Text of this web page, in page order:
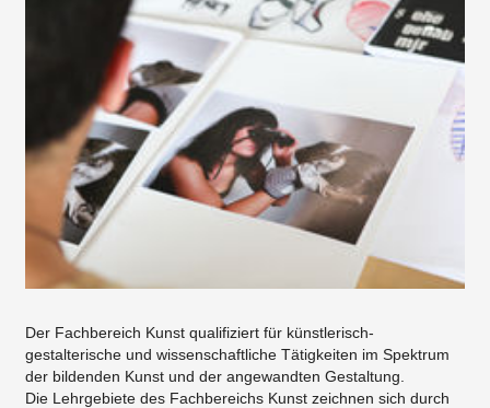
Der Fachbereich Kunst qualifiziert für künstlerisch-
gestalterische und wissenschaftliche Tätigkeiten im Spektrum
der bildenden Kunst und der angewandten Gestaltung.
Die Lehrgebiete des Fachbereichs Kunst zeichnen sich durch